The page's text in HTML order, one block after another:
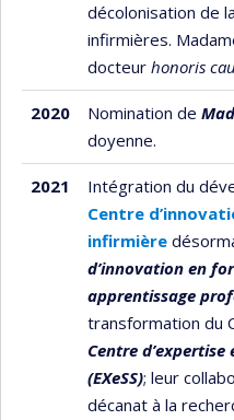
décolonisation de
infirmières.
docteur honoris
2020 Nomination de
doyenne.
2021
Intégration du
Centre
infirmière
d’innovation en
apprentissage
transformation du
Centre
(EXeSS); leur
décanat à la